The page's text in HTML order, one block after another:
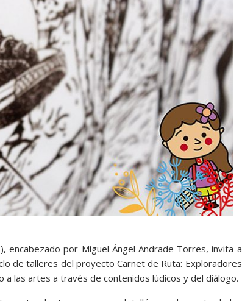
encabezado por Miguel Ángel Andrade Torres, invita a
de talleres del proyecto Carnet de Ruta: Exploradores
las artes a través de contenidos lúdicos y del diálogo.